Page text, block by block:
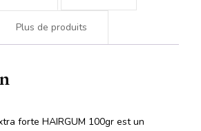
Plus de produits
forte HAIRGUM 100gr est un